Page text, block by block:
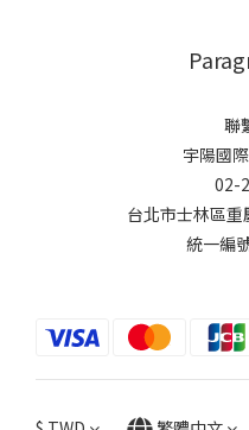
聯
宇陽國
02-
台北市士林區
統一編